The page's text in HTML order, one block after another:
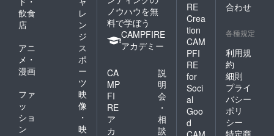
飲食
店
レ
ン
ジ
アニ
メ・
漫画
ス
ポ
ー
ツ
ファ
ッ
ショ
ン
映
像
・
映
ノウハウを無
料で学ぼう
CAMPFIRE
アカデミー
CA
MP
FI
RE
ア
カ
説
明
会
・
相
談
RE
Crea
tion
CAM
PFI
RE
for
Soci
al
Goo
d
合わせ
各種規定
利用規
約
細則
プライ
バシー
ポリ
シー
特定商